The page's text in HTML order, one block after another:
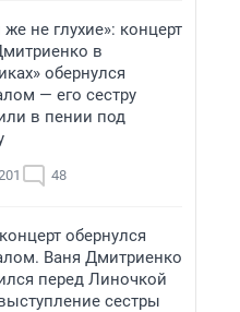
не глухие»: концерт
в
обернулся
— его сестру
в пении под
48
обернулся
Ваня Дмитриенко
перед Линочкой
сестры